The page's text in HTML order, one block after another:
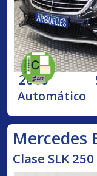
2016
Automático
Mercedes
Clase SLK